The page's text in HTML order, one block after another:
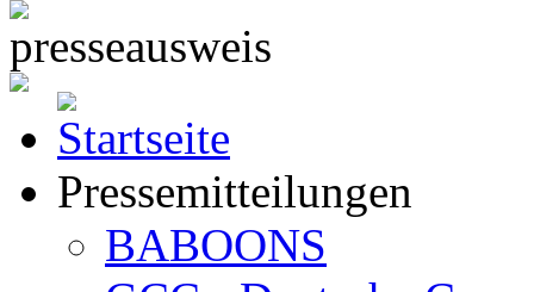
Pressemitteilungen
BABOONS